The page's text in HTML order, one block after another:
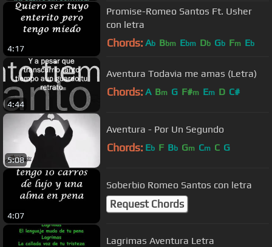
4:17
Promise-Romeo Santos Ft. Usher
con letra
Chords: Ab Bbm Ebm Db Gb Fm Eb
4:44
Aventura Todavia me amas (Letra)
Chords: A Bm G F#m Em D C#
5:08
Aventura - Por Un Segundo
Chords: Eb F Bb Gm Cm C G
4:07
Soberbio Romeo Santos con letra
Request Chords
Lagrimas Aventura Letra